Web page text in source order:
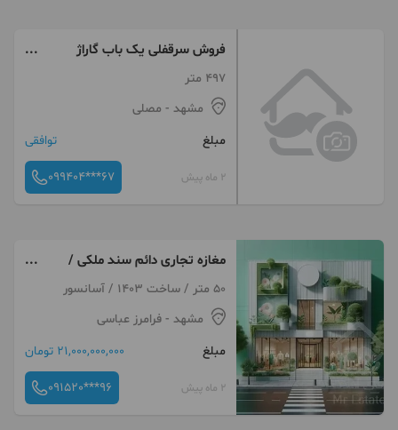
فروش سرقفلی یک باب گاراژ
تجاری
497 متر
مشهد - مصلی
مبلغ
توافقی
2 ماه پیش 099404***67
مغازه تجاری دائم سند ملکی /
سرمایه‌گذاری/مستغلات دائم در
فرامرزعباسی
50 متر / ساخت 1403 / آسانسور
مشهد - فرامرز عباسی
مبلغ
21,000,000,000 تومان
2 ماه پیش 091520***96